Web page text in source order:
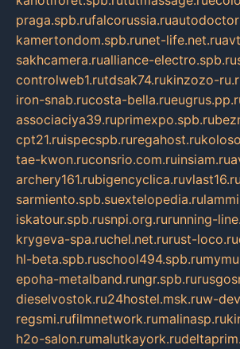
praga.spb.rufalcorussia.ru
kamertondom.spb.runet-life.net.ru
sakhcamera.rualliance-electro.spb.ru
controlweb1.rutdsak74.rukinzozo-
iron-snab.rucosta-bella.ru
associaciya39.ruprimexpo.spb.ru
cpt21.ruispecspb.ruregahost.ru
tae-kwon.ruconsrio.com.ruinsiam.ru
archery161.rubigencyclica.ruvlast16.ru
sarmiento.spb.suextelopedia.ru
iskatour.spb.rusnpi.org.rurunning-
krygeva-spa.ruchel.net.rurust-loco.ru
hl-beta.spb.ruschool494.spb.ru
epoha-metalband.rungr.spb.ru
dieselvostok.ru24hostel.msk.ruw-
regsmi.rufilmnetwork.rumalinasp.ru
h2o-salon.rumalutkayork.ru